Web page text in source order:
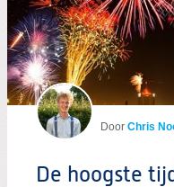
Door Chris
De hoogste